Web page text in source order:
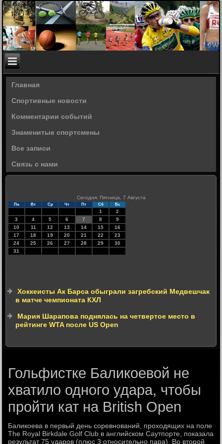
Главная
Спортивные новости
Комментарии событий
Знаменитые спортсмены
Все записи
Связь с нами
Сегодня: Пятница, 7 Августа
Пн Вт Ср Чт Пт Сб Вс
1
2
3
4 5 6 7 8
9
10
11 12 13 14 15
16
17
18 19 20 21 22
23
24
25 26 27 28 29
30
31
Хоккеисты Ак Барса обыграли загребский Медвешчак
в матче чемпионата КХЛ
Мария Шарапова поднялась на четвертое место в
рейтинге WTA после US Open
Гольфистке Баликоевой не
хватило одного удара, чтобы
пройти кат на British Open
Баликоева в первый день соревнований, проходящих на поле
The Royal Birkdale Golf Club в английском Саутпорте, показала
результат 75 ударов (плюс 3 относительно пара). Во второй